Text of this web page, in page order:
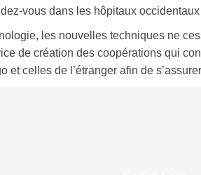
vous dans les hôpitaux
les nouvelles techniques ne
de création des coopérations qui
celles de l’étranger afin de